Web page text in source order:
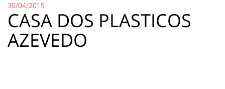
30/04/2019
CASA DOS PLASTICOS
AZEVEDO